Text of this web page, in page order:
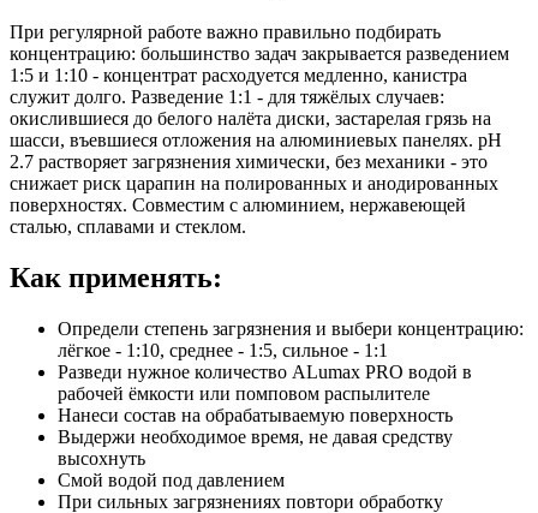
При регулярной работе важно правильно подбирать
концентрацию: большинство задач закрывается разведением
1:5 и 1:10 - концентрат расходуется медленно, канистра
служит долго. Разведение 1:1 - для тяжёлых случаев:
окислившиеся до белого налёта диски, застарелая грязь на
шасси, въевшиеся отложения на алюминиевых панелях. pH
2.7 растворяет загрязнения химически, без механики - это
снижает риск царапин на полированных и анодированных
поверхностях. Совместим с алюминием, нержавеющей
сталью, сплавами и стеклом.
Как применять:
Определи степень загрязнения и выбери концентрацию:
лёгкое - 1:10, среднее - 1:5, сильное - 1:1
Разведи нужное количество ALumax PRO водой в
рабочей ёмкости или помповом распылителе
Нанеси состав на обрабатываемую поверхность
Выдержи необходимое время, не давая средству
высохнуть
Смой водой под давлением
При сильных загрязнениях повтори обработку